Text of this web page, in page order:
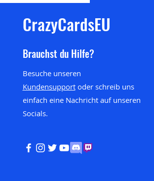
CrazyCardsEU
Brauchst du Hilfe?
Besuche unseren
Kundensupportoder schreib uns
einfach eine Nachricht auf unseren
Socials.